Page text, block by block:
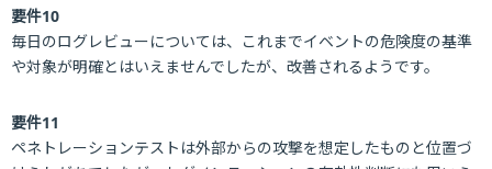
要件10
毎日のログレビューについては、これまでイベントの危険度の基準
や対象が明確とはいえませんでしたが、改善されるようです。
要件11
ペネトレーションテストは外部からの攻撃を想定したものと位置づ